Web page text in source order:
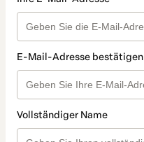
E-Mail-Adresse bestätigen
Vollständiger Name